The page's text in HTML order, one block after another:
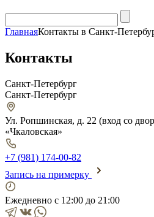
ГлавнаяКонтакты в Санкт-
Контакты
Санкт-Петербург
Санкт-Петербург
Ул. Ропшинская, д. 22 (вход со
«Чкаловская»
+7 (981) 174-00-82
Запись на примерку
Ежедневно с 12:00 до 21:00